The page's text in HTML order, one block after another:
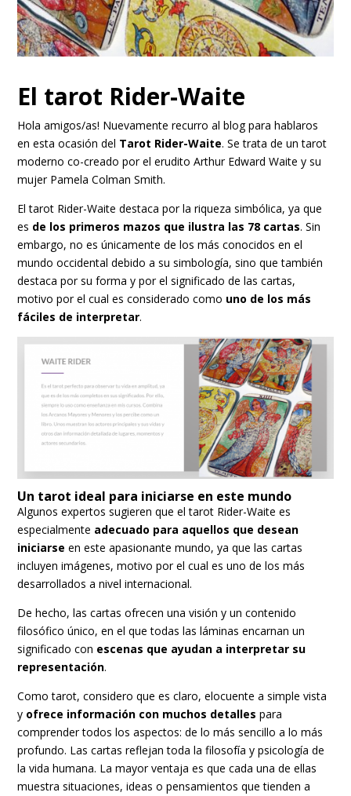
El tarot Rider-Waite
Hola amigos/as! Nuevamente recurro al blog para hablaros
en esta ocasión del Tarot Rider-Waite. Se trata de un tarot
moderno co-creado por el erudito Arthur Edward Waite y su
mujer Pamela Colman Smith.
El tarot Rider-Waite destaca por la riqueza simbólica, ya que
es de los primeros mazos que ilustra las 78 cartas. Sin
embargo, no es únicamente de los más conocidos en el
mundo occidental debido a su simbología, sino que también
destaca por su forma y por el significado de las cartas,
motivo por el cual es considerado como uno de los más
fáciles de interpretar.
Un tarot ideal para iniciarse en este mundo
Algunos expertos sugieren que el tarot Rider-Waite es
especialmente adecuado para aquellos que desean
iniciarse en este apasionante mundo, ya que las cartas
incluyen imágenes, motivo por el cual es uno de los más
desarrollados a nivel internacional.
De hecho, las cartas ofrecen una visión y un contenido
filosófico único, en el que todas las láminas encarnan un
significado con escenas que ayudan a interpretar su
representación.
Como tarot, considero que es claro, elocuente a simple vista
y ofrece información con muchos detalles para
comprender todos los aspectos: de lo más sencillo a lo más
profundo. Las cartas reflejan toda la filosofía y psicología de
la vida humana. La mayor ventaja es que cada una de ellas
muestra situaciones, ideas o pensamientos que tienden a